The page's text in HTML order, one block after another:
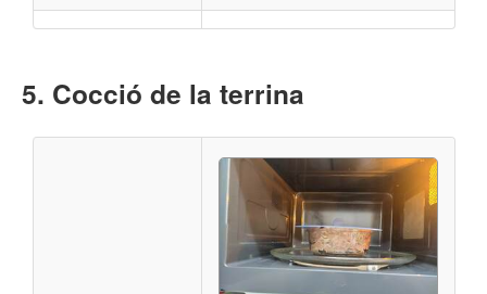
Cocció de la terrina